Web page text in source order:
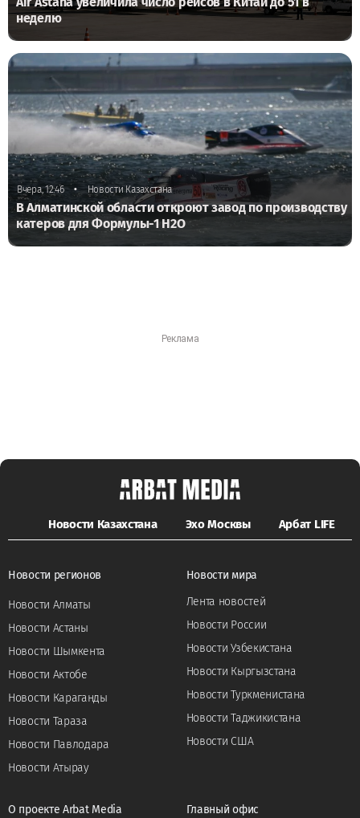
неделю
Вчера, 12:46 • Новости Казахстана
В Алматинской области откроют завод по производству
катеров для Формулы-1 H2O
Новости Казахстана Эхо Москвы Арбат LIFE
Новости регионов
Новости Алматы
Новости Астаны
Новости Шымкента
Новости Актобе
Новости Караганды
Новости Тараза
Новости Павлодара
Новости Атырау
Новости мира
Лента новостей
Новости России
Новости Узбекистана
Новости Кыргызстана
Новости Туркменистана
Новости Таджикистана
Новости США
О проекте Arbat Media Главный офис